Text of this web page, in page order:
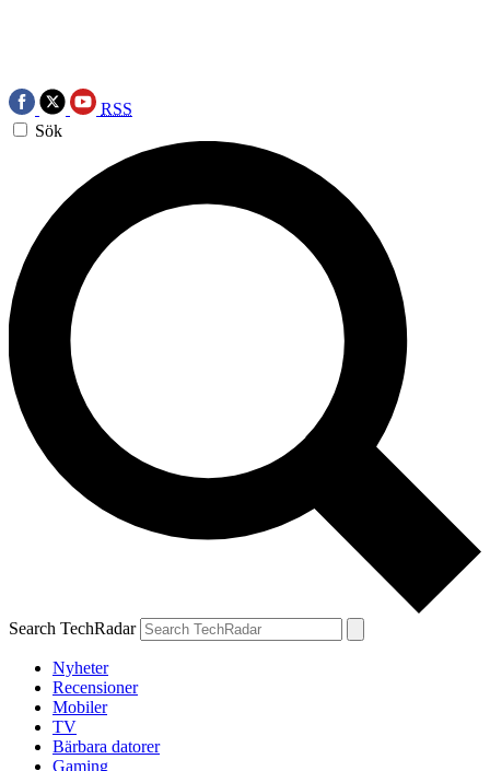
RSS
Sök
Search TechRadar
Nyheter
Recensioner
Mobiler
TV
Bärbara datorer
Gaming